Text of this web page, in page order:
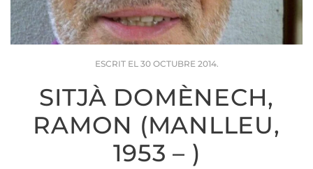
ESCRIT EL 30 OCTUBRE 2014.
SITJÀ DOMÈNECH,
RAMON (MANLLEU,
1953 – )